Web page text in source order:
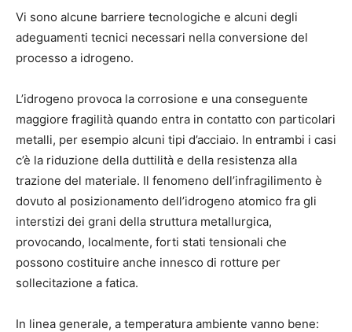
Vi sono alcune barriere tecnologiche e alcuni degli
adeguamenti tecnici necessari nella conversione del
processo a idrogeno.
L’idrogeno provoca la corrosione e una conseguente
maggiore fragilità quando entra in contatto con particolari
metalli, per esempio alcuni tipi d’acciaio. In entrambi i casi
c’è la riduzione della duttilità e della resistenza alla
trazione del materiale. Il fenomeno dell’infragilimento è
dovuto al posizionamento dell’idrogeno atomico fra gli
interstizi dei grani della struttura metallurgica,
provocando, localmente, forti stati tensionali che
possono costituire anche innesco di rotture per
sollecitazione a fatica.
In linea generale, a temperatura ambiente vanno bene: